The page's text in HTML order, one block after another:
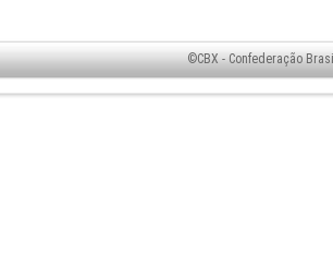
©CBX - Confederação